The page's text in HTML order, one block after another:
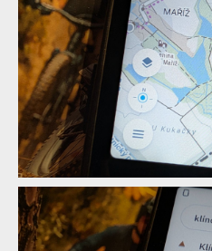
Mapy.com na Hammerhead Karoo